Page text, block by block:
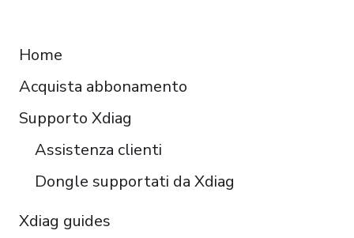
Home
Acquista abbonamento
Supporto Xdiag
Assistenza clienti
Dongle supportati da Xdiag
Xdiag guides